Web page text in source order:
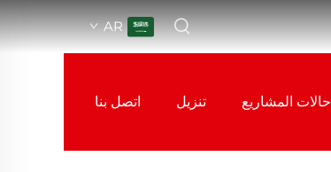
AR
حالات المشاريع تنزيل اتصل بنا